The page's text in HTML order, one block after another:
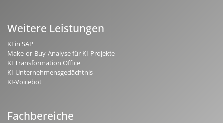
Weitere Leistungen
KI in SAP
Make-or-Buy-Analyse für KI-Projekte
KI Transformation Office
KI-Unternehmensgedächtnis
KI-Voicebot
Fachbereiche